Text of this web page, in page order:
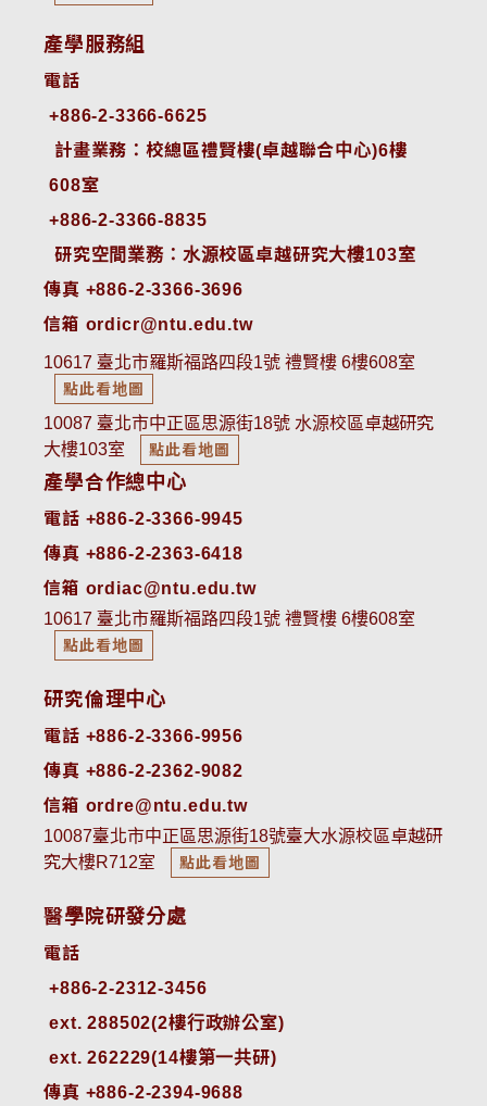
產學服務組
電話
+886-2-3366-6625
計畫業務：校總區禮賢樓(卓越聯合中心)6樓
608室
+886-2-3366-8835
研究空間業務：水源校區卓越研究大樓103室
傳真 +886-2-3366-3696
信箱 ordicr@ntu.edu.tw
10617 臺北市羅斯福路四段1號 禮賢樓 6樓608室
點此看地圖
10087 臺北市中正區思源街18號 水源校區卓越研究
大樓103室
點此看地圖
產學合作總中心
電話 +886-2-3366-9945
傳真 +886-2-2363-6418
信箱 ordiac@ntu.edu.tw
10617 臺北市羅斯福路四段1號 禮賢樓 6樓608室
點此看地圖
研究倫理中心
電話 +886-2-3366-9956
傳真 +886-2-2362-9082
信箱 ordre@ntu.edu.tw
10087臺北市中正區思源街18號臺大水源校區卓越研
究大樓R712室
點此看地圖
醫學院研發分處
電話
ext. 288502(2樓行政辦公室)
ext. 262229(14樓第一共研)
傳真 +886-2-2394-9688